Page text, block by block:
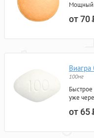
Мощный
от 70
Виагра
100мг
Быстрое
уже
от 65